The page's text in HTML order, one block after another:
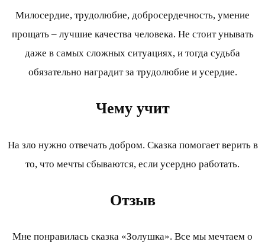
Милосердие, трудолюбие, добросердечность, умение
прощать – лучшие качества человека. Не стоит унывать
даже в самых сложных ситуациях, и тогда судьба
обязательно наградит за трудолюбие и усердие.
Чему учит
На зло нужно отвечать добром. Сказка помогает верить в
то, что мечты сбываются, если усердно работать.
Отзыв
Мне понравилась сказка «Золушка». Все мы мечтаем о